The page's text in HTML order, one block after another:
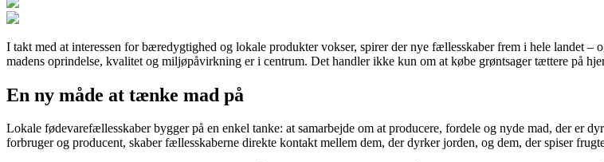
I takt med at interessen for bæredygtighed og lokale produkter vokser, spirer der nye fællesskaber frem i hele landet
madens oprindelse, kvalitet og miljøpåvirkning er i centrum. Det handler ikke kun om at købe grøntsager tættere på
En ny måde at tænke mad på
Lokale fødevarefællesskaber bygger på en enkel tanke: at samarbejde om at producere, fordele og nyde mad, der er
forbruger og producent, skaber fællesskaberne direkte kontakt mellem dem, der dyrker jorden, og dem, der spiser